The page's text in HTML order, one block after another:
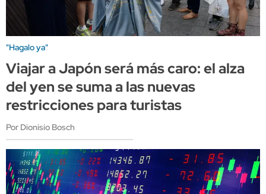
"Hagalo ya"
Viajar a Japón será más caro: el alza
del yen se suma a las nuevas
restricciones para turistas
Por Dionisio Bosch